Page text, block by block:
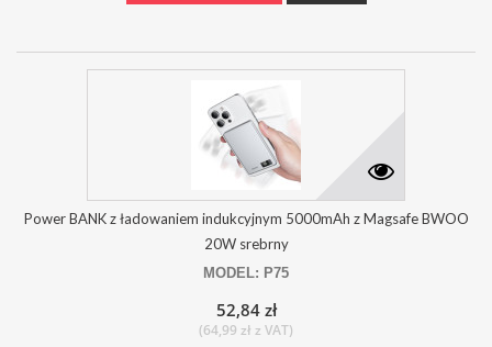
Power BANK z ładowaniem indukcyjnym 5000mAh z Magsafe BWOO
20W srebrny
MODEL: P75
52,84 zł
(64,99 zł z VAT)